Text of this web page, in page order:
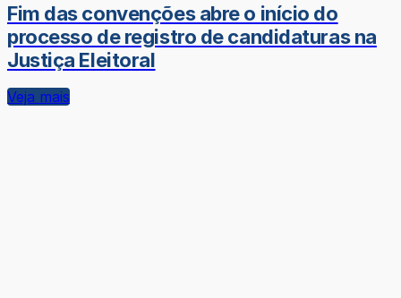
Fim das convenções abre o início do
processo de registro de candidaturas na
Justiça Eleitoral
Veja mais